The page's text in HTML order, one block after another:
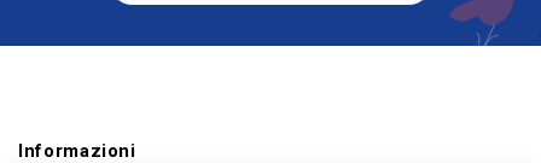
Informazioni